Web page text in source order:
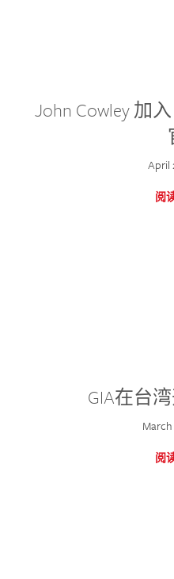
John Cowley 加
April
阅
GIA在台
March
阅